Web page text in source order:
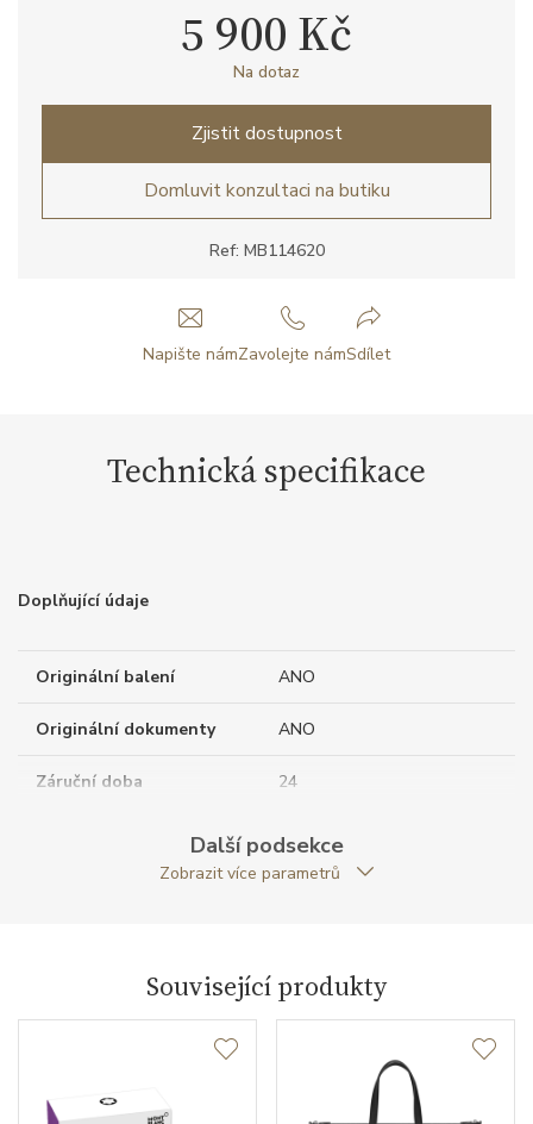
Ref: MB114620
5 900 Kč
Na dotaz
Zjistit dostupnost
Domluvit konzultaci na butiku
Napište námZavolejte námSdílet
Technická specifikace
Doplňující údaje
Originální balení ANO
Originální dokumenty ANO
Záruční doba
24
Montblanc Sartorial
Další podsekce
Zobrazit více parametrů
Související produkty